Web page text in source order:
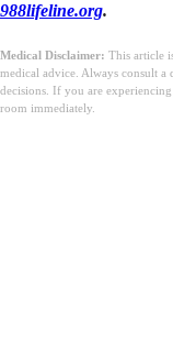
988lifeline.org.
Medical Disclaimer: This article
medical advice. Always consult
decisions. If you are
room immediately.